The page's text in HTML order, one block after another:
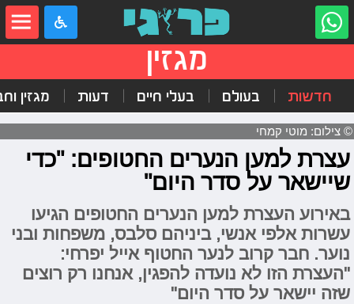
מגזין
חדשות בעולם בעלי חיים דעות מגזין
© צילום: מוטי קמחי
עצרת למען הנערים החטופים: "כדי
שיישאר על סדר היום"
באירוע העצרת למען הנערים החטופים הגיעו
עשרות אלפי אנשי, ביניהם סלבס, משפחות ובני
נוער. חבר קרוב לנער החטוף אייל יפרחי:
"העצרת הזו לא נועדה להפגין, אנחנו רק רוצים
שזה יישאר על סדר היום"